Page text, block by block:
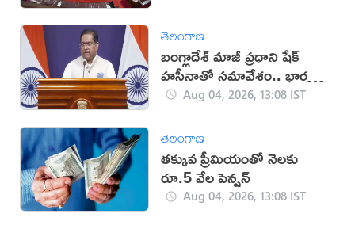
తెలంగాణ
బంగ్లాదేశ్ మాజీ ప్రధాని షేక్
హసీనాతో సమావేశం.. భారత్
క్లారిటీAug 04, 2026, 13:08 IST
తెలంగాణ
తక్కువ ప్రీమియంతో నెలకు
రూ.5 వేల పెన్షన్
Aug 04, 2026, 13:08 IST